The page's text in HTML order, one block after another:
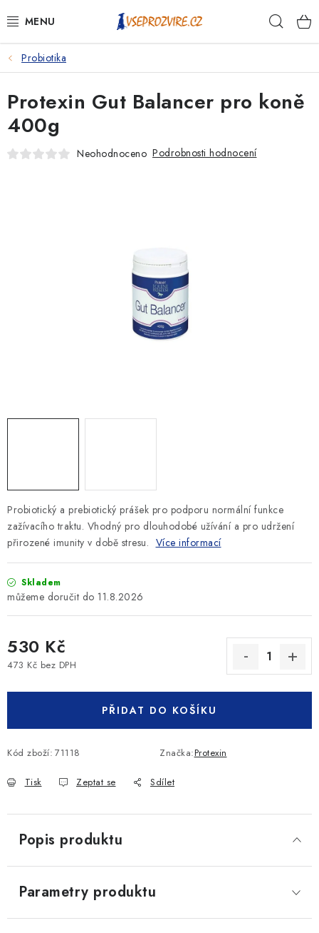
na
PSI
KOČKY
KONĚ
KRÁLÍCI/HLODAVCI/PTÁCI
Podmínky ochrany osobních údajů
Probiotika
Probiotický a prebiotický prášek pro podporu normální funkce
zažívacího traktu. Vhodný pro dlouhodobé užívání a pro udržení
přirozené imunity v době stresu. Více informací
Skladem
11.8.2026
530 Kč
473 Kč bez DPH
PŘIDAT DO KOŠÍKU
Kód zboží: 71118 Značka:Protexin
Tisk Zeptat se Sdílet
Protexin Gut Balancer pro koně
400g
Neohodnoceno Podrobnosti hodnocení
Popis produktu
Parametry produktu